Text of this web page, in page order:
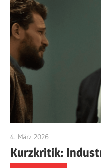
4. März 2026
Kurzkritik: